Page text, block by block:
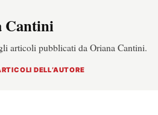
Cantini
articoli pubblicati da Oriana Cantini.
DELL’AUTORE